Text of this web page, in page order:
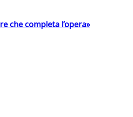
che completa l’opera»